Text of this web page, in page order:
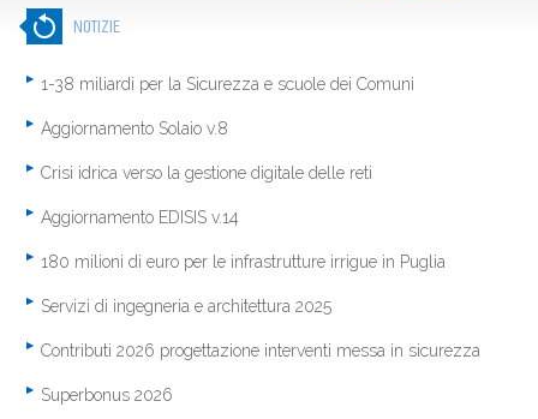
NOTIZIE
1-38 miliardi per la Sicurezza e scuole dei Comuni
Aggiornamento Solaio v.8
Crisi idrica verso la gestione digitale delle reti
Aggiornamento EDISIS v.14
180 milioni di euro per le infrastrutture irrigue in Puglia
Servizi di ingegneria e architettura 2025
Contributi 2026 progettazione interventi messa in sicurezza
Superbonus 2026